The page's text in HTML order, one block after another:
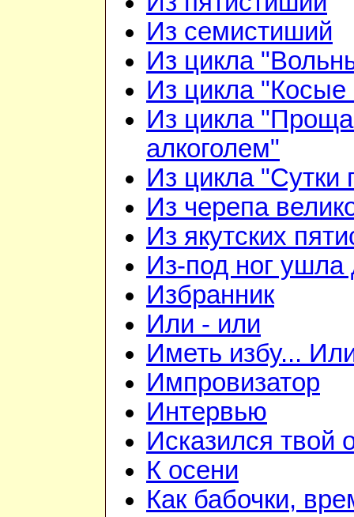
Из семистиший
Из цикла
Из цикла "Косые
Из цикла
алкоголем"
Из цикла "Сутки
Из черепа
Из якутских
Из-под ног ушла
Избранник
Или - или
Иметь избу...
Импровизатор
Интервью
Исказился твой
К осени
Как бабочки,